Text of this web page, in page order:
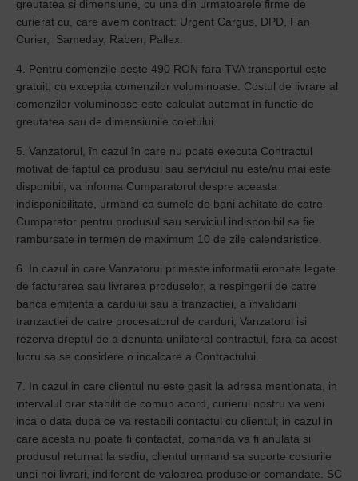
greutatea si dimensiune, cu una din urmatoarele firme de
curierat cu, care avem contract: Urgent Cargus, DPD, Fan
Curier, Sameday, Raben, Pallex.
4. Pentru comenzile peste 490 RON fara TVA transportul este
gratuit, cu exceptia comenzilor voluminoase. Costul de livrare al
comenzilor voluminoase este calculat automat in functie de
greutatea sau de dimensiunile coletului.
5. Vanzatorul, în cazul în care nu poate executa Contractul
motivat de faptul ca produsul sau serviciul nu este/nu mai este
disponibil, va informa Cumparatorul despre aceasta
indisponibilitate, urmand ca sumele de bani achitate de catre
Cumparator pentru produsul sau serviciul indisponibil sa fie
rambursate in termen de maximum 10 de zile calendaristice.
6. In cazul in care Vanzatorul primeste informatii eronate legate
de facturarea sau livrarea produselor, a respingerii de catre
banca emitenta a cardului sau a tranzactiei, a invalidarii
tranzactiei de catre procesatorul de carduri, Vanzatorul isi
rezerva dreptul de a denunta unilateral contractul, fara ca acest
lucru sa se considere o incalcare a Contractului.
7. In cazul in care clientul nu este gasit la adresa mentionata, in
intervalul orar stabilit de comun acord, curierul nostru va veni
inca o data dupa ce va restabili contactul cu clientul; in cazul in
care acesta nu poate fi contactat, comanda va fi anulata si
produsul returnat la sediu, clientul urmand sa suporte costurile
unei noi livrari, indiferent de valoarea produselor comandate. SC